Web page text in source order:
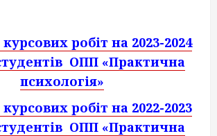
робіт на 2023-2024
ОПП «Практична
психологія»
робіт на 2022-2023
ОПП «Практична